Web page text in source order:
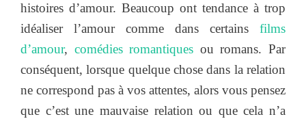
histoires d’amour. Beaucoup ont tendance à trop
idéaliser l’amour comme dans certains films
d’amour, comédies romantiques ou romans. Par
conséquent, lorsque quelque chose dans la relation
ne correspond pas à vos attentes, alors vous pensez
que c’est une mauvaise relation ou que cela n’a